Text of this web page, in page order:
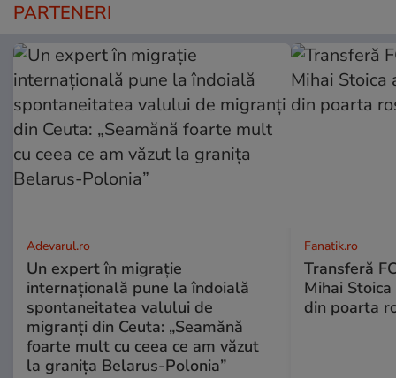
PARTENERI
Adevarul.ro
Un expert în migrație
internațională pune la îndoială
spontaneitatea valului de
migranți din Ceuta: „Seamănă
foarte mult cu ceea ce am văzut
la granița Belarus-Polonia”
Fanatik.ro
Transferă
Mihai
din poarta